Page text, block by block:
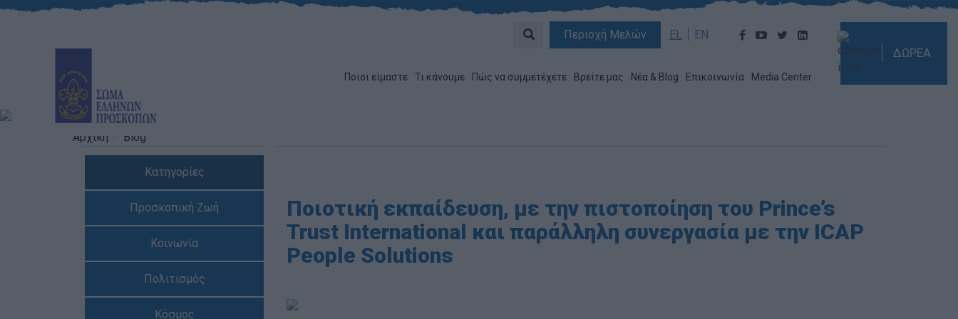
Περιοχή Μελών EL EN
Ποιοι είμαστε Τι κάνουμε Πώς να συμμετέχετε Βρείτε μας Νέα & Blog Επικοινωνία Media Center
ΔΩΡΕΑ
Αρχική Blog
Κατηγορίες
Προσκοπική Ζωή
Κοινωνία
Πολιτισμός
Κόσμος
Ποιοτική εκπαίδευση, με την πιστοποίηση του Prince’s
Trust International και παράλληλη συνεργασία με την ICAP
People Solutions